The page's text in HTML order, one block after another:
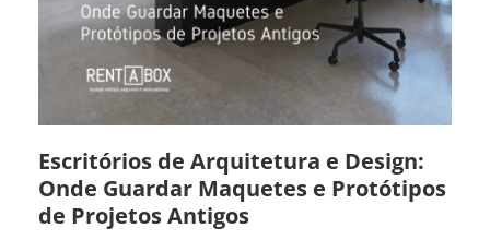
Escritórios de Arquitetura e Design:
Onde Guardar Maquetes e Protótipos
de Projetos Antigos